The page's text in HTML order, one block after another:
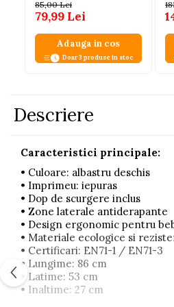
antiderapanta 75 cm
85,00 Lei
79,99 Lei
Adauga in cos
Doar 3 produse in stoc
Descriere
Caracteristici principale:
• Culoare: albastru deschis
• Imprimeu: iepuras
• Dop de scurgere inclus
• Zone laterale antiderapante
• Design ergonomic pentru
• Materiale ecologice si
• Certificari: EN71-1 / EN71-3
• Lungime: 86 cm
• Latime: 53 cm
• Inaltime: 27 cm